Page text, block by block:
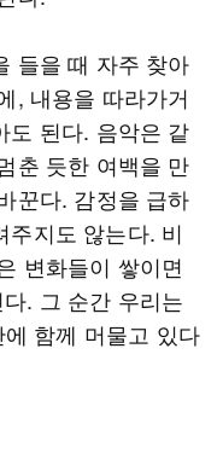
들을 때 자주 찾아
, 내용을 따라가거
도 된다. 음악은 같
춘 듯한 여백을 만
꾼다. 감정을 급하
주지도 않는다. 비
변화들이 쌓이면
. 그 순간 우리는
에 함께 머물고 있다